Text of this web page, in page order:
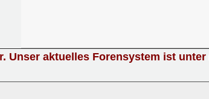
Unser aktuelles Forensystem ist unter